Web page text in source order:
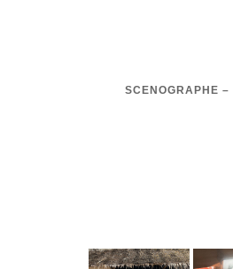
SCENOGRAPHE –